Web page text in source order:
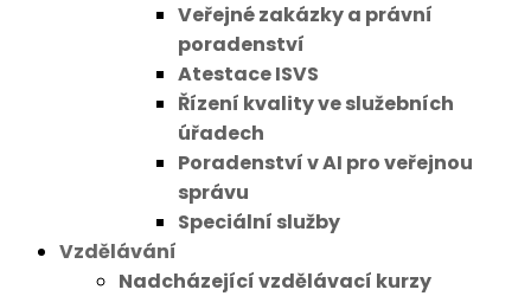
Veřejné zakázky a právní
poradenství
Atestace ISVS
Řízení kvality ve služebních
úřadech
Poradenství v AI pro veřejnou
správu
Speciální služby
Vzdělávání
Nadcházející vzdělávací kurzy